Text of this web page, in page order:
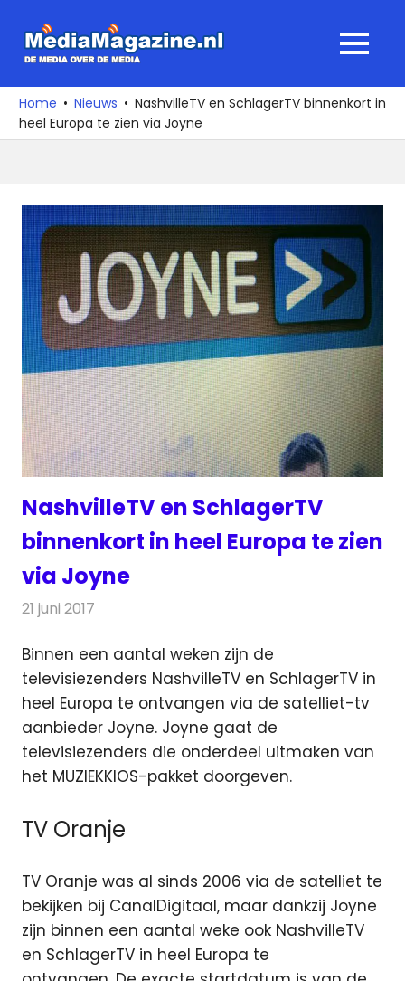
naar
media
over
de
MENU
Home Nieuws
NashvilleTV en SchlagerTV binnenkort in
heel Europa te zien via Joyne
NashvilleTV en SchlagerTV
binnenkort in heel Europa te zien
via Joyne
21 juni 2017
Binnen een aantal weken zijn de
televisiezenders NashvilleTV en SchlagerTV in
heel Europa te ontvangen via de satelliet-tv
aanbieder Joyne. Joyne gaat de
televisiezenders die onderdeel uitmaken van
het MUZIEKKIOS-pakket doorgeven.
TV Oranje
TV Oranje was al sinds 2006 via de satelliet te
bekijken bij CanalDigitaal, maar dankzij Joyne
zijn binnen een aantal weke ook NashvilleTV
en SchlagerTV in heel Europa te